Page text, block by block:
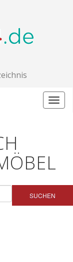
SUCHEN